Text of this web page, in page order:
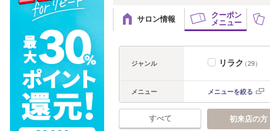
サロン情報
クーポン
メニュー
ジャンル リラク（29）
メニュー メニューを絞る
すべて 初来店の方